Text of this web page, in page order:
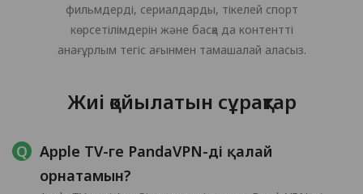
фильмдерді, сериалдарды, тікелей спорт
көрсетілімдерін және басқа да контентті
анағұрлым тегіс ағынмен тамашалай аласыз.
Жиі қойылатын сұрақтар
Apple TV-ге PandaVPN-ді қалай
орнатамын?